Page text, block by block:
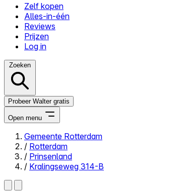
Zelf kopen
Alles-in-één
Reviews
Prijzen
Log in
Zoeken
Probeer Walter gratis
Open menu
Close menu
Gemeente Rotterdam
/ Rotterdam
/ Prinsenland
/ Kralingseweg 314-B